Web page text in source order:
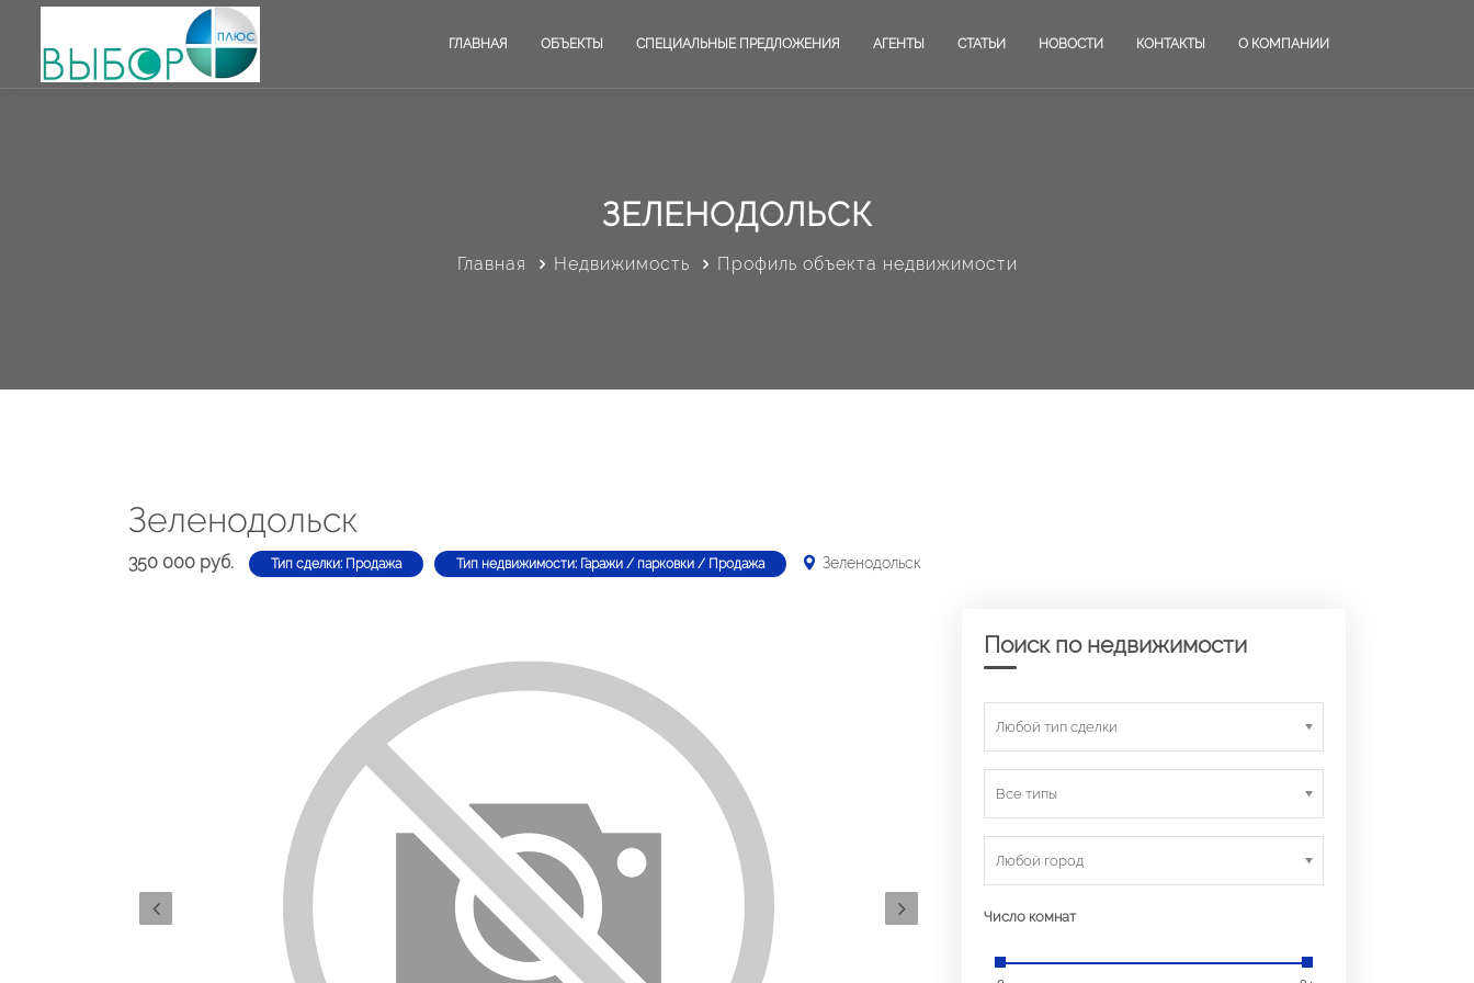
ГЛАВНАЯ ОБЪЕКТЫ СПЕЦИАЛЬНЫЕ ПРЕДЛОЖЕНИЯ АГЕНТЫ СТАТЬИ НОВОСТИ КОНТАКТЫ О КОМПАНИИ
ЗЕЛЕНОДОЛЬСК
Главная Недвижимость Профиль объекта недвижимости
Зеленодольск
350 000 руб. Тип сделки: Продажа Тип недвижимости: Гаражи / парковки / Продажа Зеленодольск
Поиск по недвижимости
Любой тип сделки
Все типы
Любой город
Число комнат